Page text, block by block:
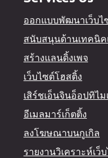
ออกแบบพัฒนาเว็บไ
สนับสนุนด้านเทคนิ
สร้างแลนดิ้งเพจ
เว็บไซต์โฮสติ้ง
เสิร์ชเอ็นจินอ็อปทิไ
อีเมลมาร์เก็ตติ้ง
ลงโฆษณาบนกูเกิล
รายงานวิเคราะห์เว็